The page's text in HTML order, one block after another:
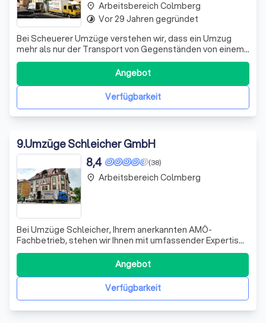
Bei Scheuerer Umzüge verstehen wir, dass ein Umzug
mehr als nur der Transport von Gegenständen von einem
Ort zum anderen ist. Seit 1996 sind wir Ihr zuverlässiger
Partner für professionelle Umzugsdienstleistungen. Als
familiengeführtes Unternehmen legen wir großen Wert
auf Zuverlässigkeit, Professio
Verfügbarkeit
Angebot
place Arbeitsbereich Colmberg
timelapse Vor 29 Jahren gegründet
9.Umzüge Schleicher GmbH
(38)
8,4
Bei Umzüge Schleicher, Ihrem anerkannten AMÖ-
Fachbetrieb, stehen wir Ihnen mit umfassender Expertise
und maßgeschneiderten Lösungen zur Seite. Unser
Angebot umfasst die gesamte Palette an
Umzugsdienstleistungen – von der sorgfältigen Planung
über den sicheren Transport bis hin zur fachgerechten
Verfügbarkeit
Angebot
place Arbeitsbereich Colmberg